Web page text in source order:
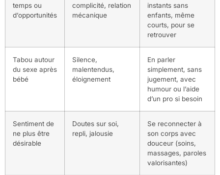
temps ou
d’opportunités
complicité, relation
mécanique
instants sans
enfants, même
courts, pour se
retrouver
Tabou autour
du sexe après
bébé
Silence,
malentendus,
éloignement
En parler
simplement, sans
jugement, avec
humour ou l’aide
d’un pro si besoin
Sentiment de
ne plus être
désirable
Doutes sur soi,
repli, jalousie
Se reconnecter à
son corps avec
douceur (soins,
massages, paroles
valorisantes)